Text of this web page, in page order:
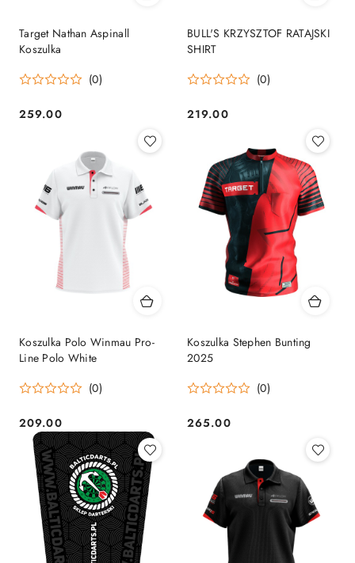
Target Nathan Aspinall
Koszulka
(0)
Cena:
259.00
BULL'S KRZYSZTOF RATAJSKI
SHIRT
(0)
Cena:
219.00
Koszulka Polo Winmau Pro-
Line Polo White
(0)
Cena:
209.00
Koszulka Stephen Bunting
2025
(0)
Cena:
265.00